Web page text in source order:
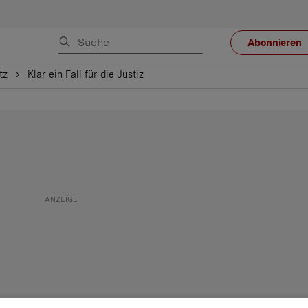
Abonnieren
Klar ein Fall für die Justiz